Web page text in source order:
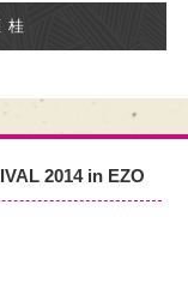
桂
2014 in EZO